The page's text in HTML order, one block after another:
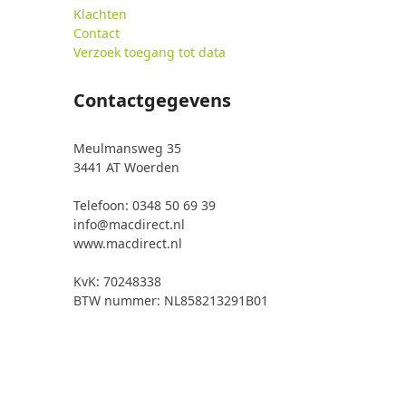
Klachten
Contact
Verzoek toegang tot data
Contactgegevens
Meulmansweg 35
3441 AT Woerden
Telefoon: 0348 50 69 39
info@macdirect.nl
www.macdirect.nl
KvK: 70248338
BTW nummer: NL858213291B01